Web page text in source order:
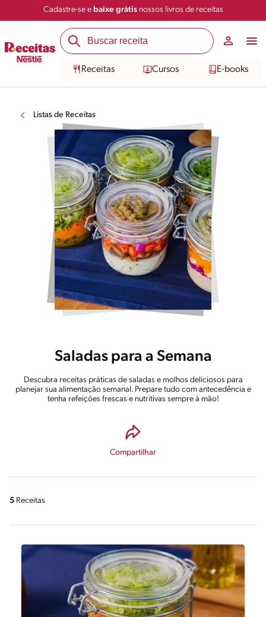
Cadastre-se e baixe grátisnossos livros de receitas
Receitas Cursos E-books
Listas de Receitas
Saladas para a Semana
Descubra receitas práticas de saladas e molhos deliciosos para
planejar sua alimentação semanal. Prepare tudo com antecedência e
tenha refeições frescas e nutritivas sempre à mão!
Compartilhar
5 Receitas